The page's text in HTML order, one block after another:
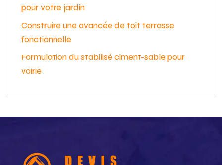
pour votre jardin
Construire une avancée de toit terrasse
fonctionnelle
Formulation du stabilisé ciment-sable pour
voirie